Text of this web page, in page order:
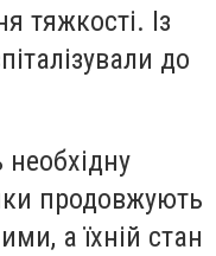
тяжкості. Із
до
продовжують
а їхній стан